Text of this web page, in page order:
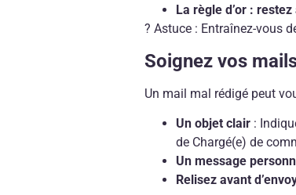
La règle d’or :
? Astuce : Entraînez-vous
Soignez vos
Un mail mal rédigé peut
Un objet clair :
de Chargé(e) de
Un message
Relisez avant